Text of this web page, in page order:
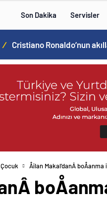
Son Dakika Servisler
/
Åilan Makal’danÂ